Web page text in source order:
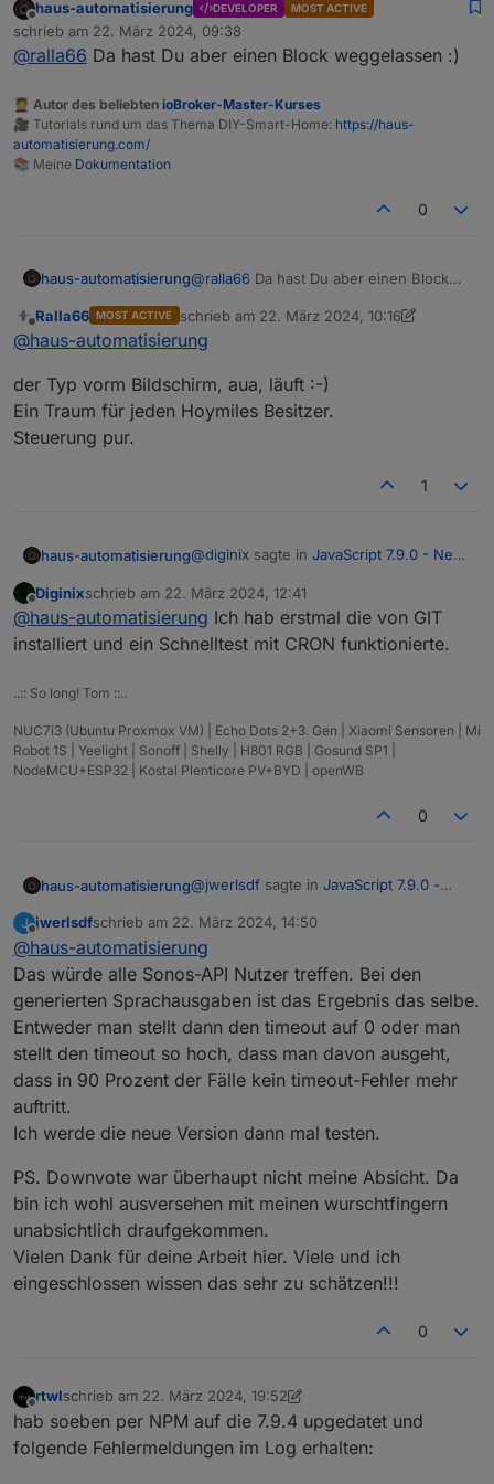
nur string läuft
ohne data= code 1002, mag der Empfänger nicht.
mit data= code 1004
Offline
haus-automatisierung DEVELOPER MOST ACTIVE
schrieb am 22. März 2024, 09:38
zuletzt editiert von
@ralla66 Da hast Du aber einen Block weggelassen :)
🧑‍🎓 Autor des beliebten ioBroker-Master-Kurses
🎥 Tutorials rund um das Thema DIY-Smart-Home: https://haus-
automatisierung.com/
📚 Meine Dokumentation
0
haus-automatisierung@ralla66 Da hast Du aber einen Block
Offline
Ralla66 MOST ACTIVE schrieb am 22. März 2024, 10:16
zuletzt editiert von Ralla66
@haus-automatisierung
der Typ vorm Bildschirm, aua, läuft :-)
Ein Traum für jeden Hoymiles Besitzer.
Steuerung pur.
1
haus-automatisierung@diginix sagte in JavaScript 7.9.0 - Neue
@haus-automatisierung Ist in 7.10.x
auch schon was zu dem CRON
Ja, hatte bei der Validierung der
https://github.com/ioBroker/ioBroker.jav
ascript/actions/runs/8387799827
Keine Ahnung was da auf einmal das
Problem ist. Sind immer andere
Versionen auf immer anderen
Offline
Diginixschrieb am 22. März 2024, 12:41
zuletzt editiert von
@haus-automatisierung Ich hab erstmal die von GIT
installiert und ein Schnelltest mit CRON funktionierte.
..:: So long! Tom ::..
NUC7i3 (Ubuntu Proxmox VM) | Echo Dots 2+3. Gen | Xiaomi Sensoren | Mi
Robot 1S | Yeelight | Sonoff | Shelly | H801 RGB | Gosund SP1 |
NodeMCU+ESP32 | Kostal Plenticore PV+BYD | openWB
0
haus-automatisierung@jwerlsdf sagte in JavaScript 7.9.0 -
und jetzt bekomme ich wieder den
2000 nicht eingestellt habe.
Bitte mit 7.10.1 testen. Der generierte
Blockly-Code hat immer einen Wert> 0
generiert. Generell ist es natürlich nicht
empfehlenswert ohne Timeout zu
arbeiten. Das ist ja auch ein ziemlich
spezieller Fall, dass Du erst einen
komplett abgespielt wurde.
J
Offline
jwerlsdfschrieb am 22. März 2024, 14:50
zuletzt editiert von
@haus-automatisierung
Das würde alle Sonos-API Nutzer treffen. Bei den
generierten Sprachausgaben ist das Ergebnis das selbe.
Entweder man stellt dann den timeout auf 0 oder man
stellt den timeout so hoch, dass man davon ausgeht,
dass in 90 Prozent der Fälle kein timeout-Fehler mehr
auftritt.
Ich werde die neue Version dann mal testen.
PS. Downvote war überhaupt nicht meine Absicht. Da
bin ich wohl ausversehen mit meinen wurschtfingern
unabsichtlich draufgekommen.
Vielen Dank für deine Arbeit hier. Viele und ich
eingeschlossen wissen das sehr zu schätzen!!!
0
Offline
rtwlschrieb am 22. März 2024, 19:52
zuletzt editiert von rtwl
hab soeben per NPM auf die 7.9.4 upgedatet und
folgende Fehlermeldungen im Log erhalten: